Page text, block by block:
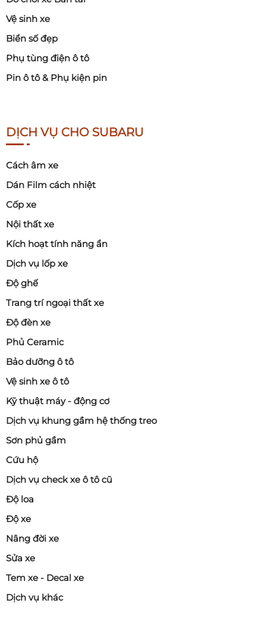
Vệ sinh xe
Biển số đẹp
Phụ tùng điện ô tô
Pin ô tô & Phụ kiện pin
DỊCH VỤ CHO SUBARU
Cách âm xe
Dán Film cách nhiệt
Cốp xe
Nội thất xe
Kích hoạt tính năng ẩn
Dịch vụ lốp xe
Độ ghế
Trang trí ngoại thất xe
Độ đèn xe
Phủ Ceramic
Bảo dưỡng ô tô
Vệ sinh xe ô tô
Kỹ thuật máy - động cơ
Dịch vụ khung gầm hệ thống treo
Sơn phủ gầm
Cứu hộ
Dịch vụ check xe ô tô cũ
Độ loa
Độ xe
Nâng đời xe
Sửa xe
Tem xe - Decal xe
Dịch vụ khác